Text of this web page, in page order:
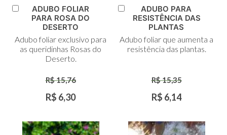
Adicionar
ADUBO FOLIAR
PARA ROSA DO
DESERTO
Adubo foliar exclusivo para
as queridinhas Rosas do
Deserto.
R$ 15,76
R$ 6,30
Adicionar
ADUBO PARA
RESISTÊNCIA DAS
PLANTAS
Adubo foliar que aumenta a
resistência das plantas.
R$ 15,35
R$ 6,14